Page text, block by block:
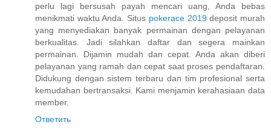
perlu lagi bersusah payah mencari uang, Anda bebas
menikmati waktu Anda. Situs pokerace 2019deposit murah
yang menyediakan banyak permainan dengan pelayanan
berkualitas. Jadi silahkan daftar dan segera mainkan
permainan. Dijamin mudah dan cepat. Anda akan diberi
pelayanan yang ramah dan cepat saat proses pendaftaran.
Didukung dengan sistem terbaru dan tim profesional serta
kemudahan bertransaksi. Kami menjamin kerahasiaan data
member.
Ответить